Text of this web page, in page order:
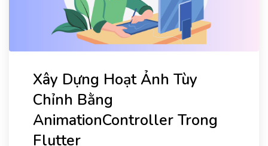
Xây Dựng Hoạt Ảnh Tùy
Chỉnh Bằng
AnimationController Trong
Flutter